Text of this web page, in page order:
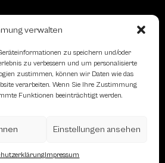
verwalten
zu speichern und/oder
zu verbessern und um personalisierte
zustimmen, können wir Daten wie das
verarbeiten. Wenn Sie Ihre Zustimmung
Funktionen beeinträchtigt werden.
Einstellungen ansehen
Impressum